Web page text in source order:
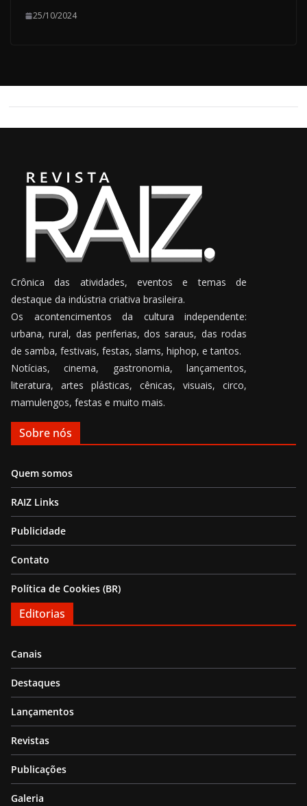
25/10/2024
Crônica das atividades, eventos e temas de
destaque da indústria criativa brasileira.
Os acontencimentos da cultura independente:
urbana, rural, das periferias, dos saraus, das rodas
de samba, festivais, festas, slams, hiphop, e tantos.
Notícias, cinema, gastronomia, lançamentos,
literatura, artes plásticas, cênicas, visuais, circo,
mamulengos, festas e muito mais.
Sobre nós
Quem somos
RAIZ Links
Publicidade
Contato
Política de Cookies (BR)
Editorias
Canais
Destaques
Lançamentos
Revistas
Publicações
Galeria